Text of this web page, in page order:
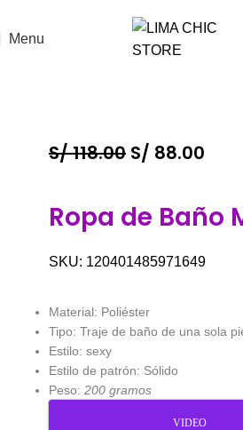
Menu
S/118.00 S/ 88.00
Ropa de Baño
SKU: 120401485971649
Material: Poliéster
Tipo: Traje de baño de una sola
Estilo: sexy
Estilo de patrón: Sólido
Peso: 200 gramos
VIDEO